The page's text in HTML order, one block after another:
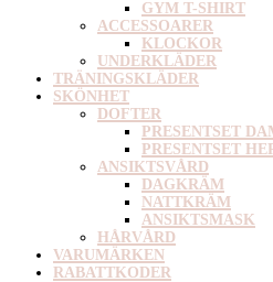
GYM T-SHIRT
ACCESSOARER
KLOCKOR
UNDERKLÄDER
TRÄNINGSKLÄDER
SKÖNHET
DOFTER
PRESENTSET
PRESENTSET
ANSIKTSVÅRD
DAGKRÄM
NATTKRÄM
ANSIKTSMASK
HÅRVÅRD
VARUMÄRKEN
RABATTKODER